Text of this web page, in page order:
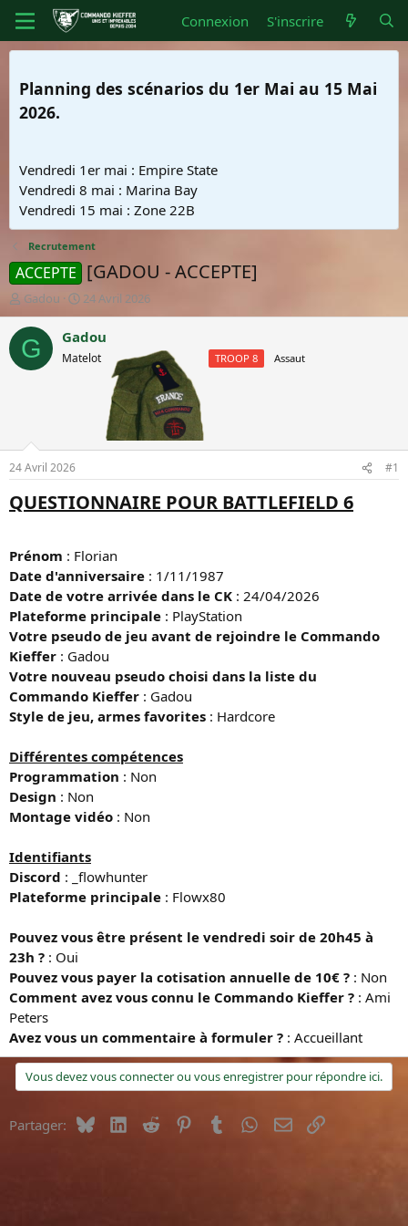
Connexion S'inscrire
Planning des scénarios du 1er Mai au 15 Mai
2026.
Vendredi 1er mai : Empire State
Vendredi 8 mai : Marina Bay
Vendredi 15 mai : Zone 22B
Recrutement
ACCEPTE [GADOU - ACCEPTE]
A
u
t
e
u
u
j
t
Gadou
D
a
t
d
u
24 Avril 2026
G Gadou
Matelot Matelot TROOP 8 Assaut
24 Avril 2026 #1
QUESTIONNAIRE POUR BATTLEFIELD 6
Prénom : Florian
Date d'anniversaire : 1/11/1987
Date de votre arrivée dans le CK : 24/04/2026
Plateforme principale : PlayStation
Votre pseudo de jeu avant de rejoindre le Commando
Kieffer : Gadou
Votre nouveau pseudo choisi dans la liste du
Commando Kieffer : Gadou
Style de jeu, armes favorites : Hardcore
Différentes compétences
Programmation : Non
Design : Non
Montage vidéo : Non
Identifiants
Discord : _flowhunter
Plateforme principale : Flowx80
Pouvez vous être présent le vendredi soir de 20h45 à
23h ? : Oui
Pouvez vous payer la cotisation annuelle de 10€ ? : Non
Comment avez vous connu le Commando Kieffer ? : Ami
Peters
Avez vous un commentaire à formuler ? : Accueillant
Vous devez vous connecter ou vous enregistrer pour répondre ici.
Partager: BlueskyLinkedIn
Reddit PinterestTumblr WhatsApp
E-mailLien